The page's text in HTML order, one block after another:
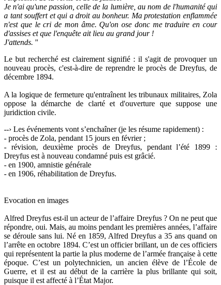
Je n'ai qu'une passion, celle de la lumière, au nom de l'humanité qui
a tant souffert et qui a droit au bonheur. Ma protestation enflammée
n'est que le cri de mon âme. Qu'on ose donc me traduire en cour
d'assises et que l'enquête ait lieu au grand jour !
J'attends. "
Le but recherché est clairement signifié : il s'agit de provoquer un
nouveau procès, c'est-à-dire de reprendre le procès de Dreyfus, de
décembre 1894.
A la logique de fermeture qu'entraînent les tribunaux militaires, Zola
oppose la démarche de clarté et d'ouverture que suppose une
juridiction civile.
--› Les événements vont s’enchaîner (je les résume rapidement) :
- procès de Zola, pendant 15 jours en février ;
- révision, deuxième procès de Dreyfus, pendant l’été 1899 :
Dreyfus est à nouveau condamné puis est grâcié.
- en 1900, amnistie générale
- en 1906, réhabilitation de Dreyfus.
Evocation en images
Alfred Dreyfus est-il un acteur de l’affaire Dreyfus ? On ne peut que
répondre, oui. Mais, au moins pendant les premières années, l’affaire
se déroule sans lui. Né en 1859, Alfred Dreyfus a 35 ans quand on
l’arrête en octobre 1894. C’est un officier brillant, un de ces officiers
qui représentent la partie la plus moderne de l’armée française à cette
époque. C’est un polytechnicien, un ancien élève de l’École de
Guerre, et il est au début de la carrière la plus brillante qui soit,
puisque il est affecté à l’État Major.